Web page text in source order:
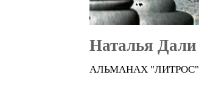
Наталья Дали
АЛЬМАНАХ "ЛИТРОС"